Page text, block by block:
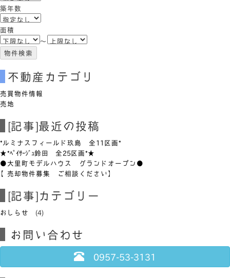
築年数
面積
～
不動産カテゴリ
売買物件情報
売地
[記事]最近の投稿
*ルミナスフィールド玖島 全11区画*
★*ﾍﾟｲｻｰｼﾞｭ鈴田 全25区画*★
●大里町モデルハウス グランドオープン●
【売却物件募集 ご相談ください】
[記事]カテゴリー
おしらせ (4)
お問い合わせ
0957-53-3131